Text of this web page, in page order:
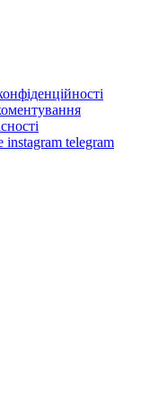
instagram telegram